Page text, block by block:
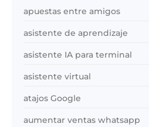
apuestas entre amigos
asistente de aprendizaje
asistente IA para terminal
asistente virtual
atajos Google
aumentar ventas whatsapp